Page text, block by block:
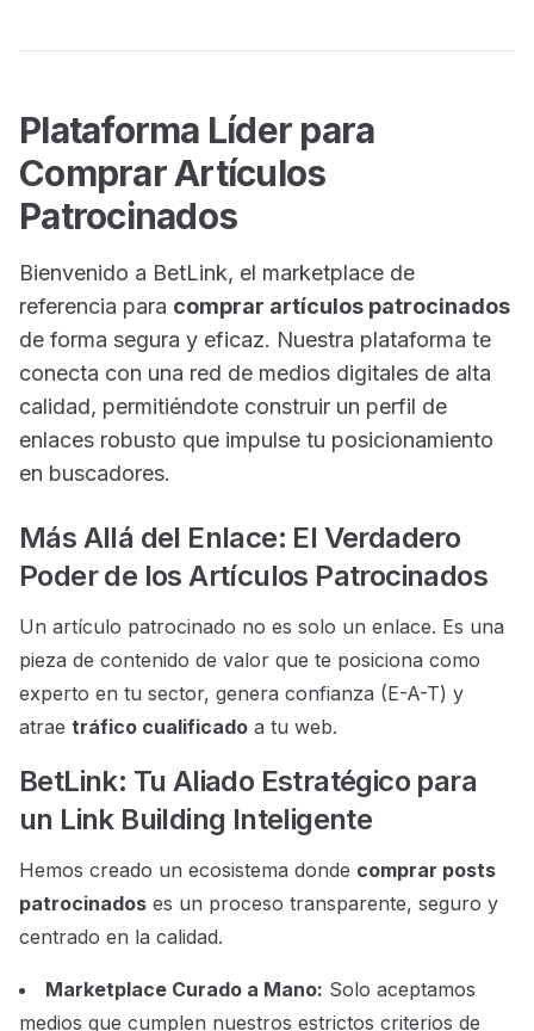
Plataforma Líder para
Comprar Artículos
Patrocinados
Bienvenido a BetLink, el marketplace de
referencia para comprar artículos patrocinados
de forma segura y eficaz. Nuestra plataforma te
conecta con una red de medios digitales de alta
calidad, permitiéndote construir un perfil de
enlaces robusto que impulse tu posicionamiento
en buscadores.
Más Allá del Enlace: El Verdadero
Poder de los Artículos Patrocinados
Un artículo patrocinado no es solo un enlace. Es una
pieza de contenido de valor que te posiciona como
experto en tu sector, genera confianza (E-A-T) y
atrae tráfico cualificado a tu web.
BetLink: Tu Aliado Estratégico para
un Link Building Inteligente
Hemos creado un ecosistema donde comprar posts
patrocinados es un proceso transparente, seguro y
centrado en la calidad.
Marketplace Curado a Mano: Solo aceptamos
medios que cumplen nuestros estrictos criterios de